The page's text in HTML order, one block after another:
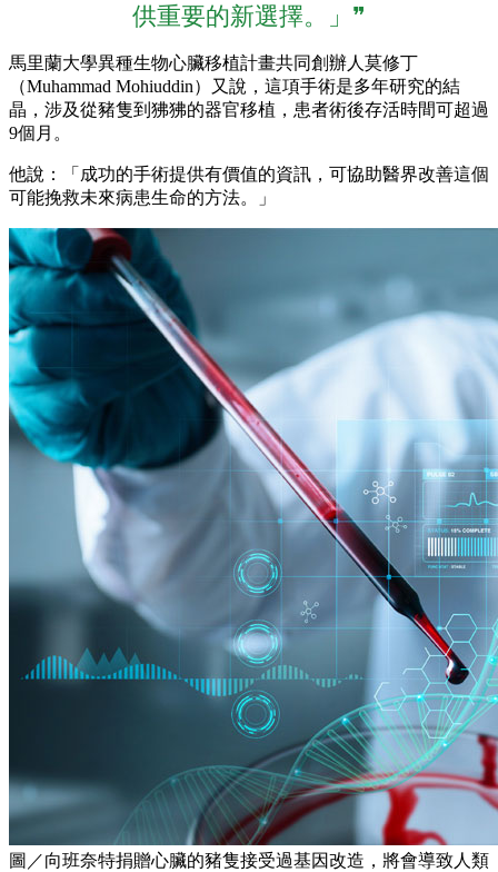
供重要的新選擇。」❞
馬里蘭大學異種生物心臟移植計畫共同創辦人莫修丁
（Muhammad Mohiuddin）又說，這項手術是多年研究的結
晶，涉及從豬隻到狒狒的器官移植，患者術後存活時間可超過
9個月。
他說：「成功的手術提供有價值的資訊，可協助醫界改善這個
可能挽救未來病患生命的方法。」
圖／向班奈特捐贈心臟的豬隻接受過基因改造，將會導致人類